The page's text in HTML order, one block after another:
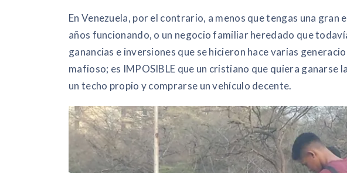
En Venezuela, por el contrario, a menos que tengas una gran
años funcionando, o un negocio familiar heredado que
ganancias e inversiones que se hicieron hace varias
mafioso; es IMPOSIBLE que un cristiano que quiera ganarse
un techo propio y comprarse un vehículo decente.